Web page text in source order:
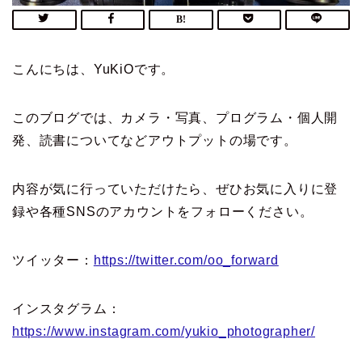
こんにちは、YuKiOです。
このブログでは、カメラ・写真、プログラム・個人開
発、読書についてなどアウトプットの場です。
内容が気に行っていただけたら、ぜひお気に入りに登
録や各種SNSのアカウントをフォローください。
ツイッター： https://twitter.com/oo_forward
インスタグラム：
https://www.instagram.com/yukio_photographer/